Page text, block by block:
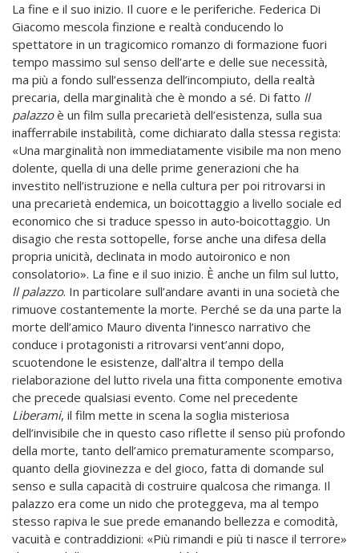
La fine e il suo inizio. Il cuore e le periferiche. Federica Di
Giacomo mescola finzione e realtà conducendo lo
spettatore in un tragicomico romanzo di formazione fuori
tempo massimo sul senso dell’arte e delle sue necessità,
ma più a fondo sull’essenza dell’incompiuto, della realtà
precaria, della marginalità che è mondo a sé. Di fatto Il
palazzoè un film sulla precarietà dell’esistenza, sulla sua
inafferrabile instabilità, come dichiarato dalla stessa regista:
«Una marginalità non immediatamente visibile ma non meno
dolente, quella di una delle prime generazioni che ha
investito nell’istruzione e nella cultura per poi ritrovarsi in
una precarietà endemica, un boicottaggio a livello sociale ed
economico che si traduce spesso in auto‐boicottaggio. Un
disagio che resta sottopelle, forse anche una difesa della
propria unicità, declinata in modo autoironico e non
consolatorio». La fine e il suo inizio. È anche un film sul lutto,
Il palazzo. In particolare sull’andare avanti in una società che
rimuove costantemente la morte. Perché se da una parte la
morte dell’amico Mauro diventa l’innesco narrativo che
conduce i protagonisti a ritrovarsi vent’anni dopo,
scuotendone le esistenze, dall’altra il tempo della
rielaborazione del lutto rivela una fitta componente emotiva
che precede qualsiasi evento. Come nel precedente
Liberami, il film mette in scena la soglia misteriosa
dell’invisibile che in questo caso riflette il senso più profondo
della morte, tanto dell’amico prematuramente scomparso,
quanto della giovinezza e del gioco, fatta di domande sul
senso e sulla capacità di costruire qualcosa che rimanga. Il
palazzo era come un nido che proteggeva, ma al tempo
stesso rapiva le sue prede emanando bellezza e comodità,
vacuità e contraddizioni: «Più rimandi e più ti nasce il terrore»